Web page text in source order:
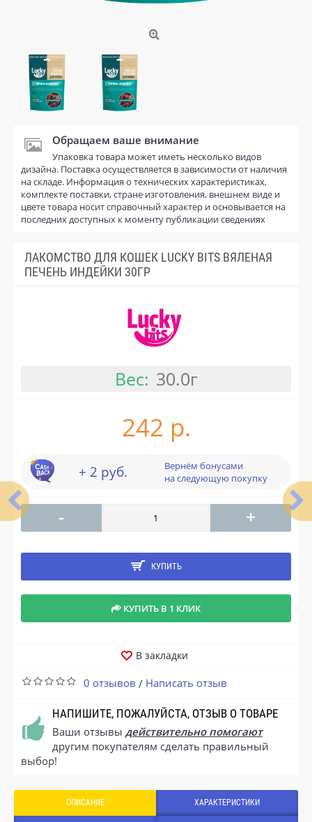
Обращаем ваше внимание
Упаковка товара может иметь несколько видов
дизайна. Поставка осуществляется в зависимости от наличия
на складе. Информация о технических характеристиках,
комплекте поставки, стране изготовления, внешнем виде и
цвете товара носит справочный характер и основывается на
последних доступных к моменту публикации сведениях
ЛАКОМСТВО ДЛЯ КОШЕК LUCKY BITS ВЯЛЕНАЯ
ПЕЧЕНЬ ИНДЕЙКИ 30ГР
Вес: 30.0г
242 р.
+ 2 руб.
Вернём бонусами
на следующую покупку
- +
КУПИТЬ
КУПИТЬ В 1 КЛИК
В закладки
0 отзывов / Написать отзыв
НАПИШИТЕ, ПОЖАЛУЙСТА, ОТЗЫВ О ТОВАРЕ
Ваши отзывы действительно помогают
другим покупателям сделать правильный
выбор!
ОПИСАНИЕ ХАРАКТЕРИСТИКИ